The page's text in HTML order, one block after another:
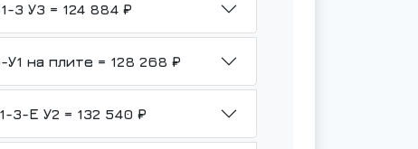
НМШ 8-25-6,3/6Б-ТВ3-Р2-Б1-3 У3 = 124 884 ₽
НМШ 8-25-6,3/6-ТВ3-Р3-Гр-У1 на плите = 128 268 ₽
НМШ 8-25-6,3/6Б-ТВ3-Р1-Б1-3-Е У2 = 132 540 ₽